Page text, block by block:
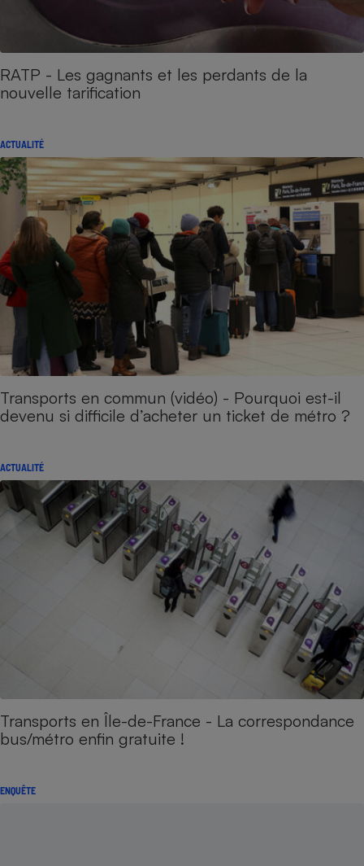
RATP - Les gagnants et les perdants de la
nouvelle tarification
ACTUALITÉ
Transports en commun (vidéo) - Pourquoi est-il
devenu si difficile d’acheter un ticket de métro ?
ACTUALITÉ
Transports en Île-de-France - La correspondance
bus/métro enfin gratuite !
ENQUÊTE